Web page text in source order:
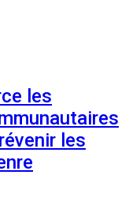
les
les